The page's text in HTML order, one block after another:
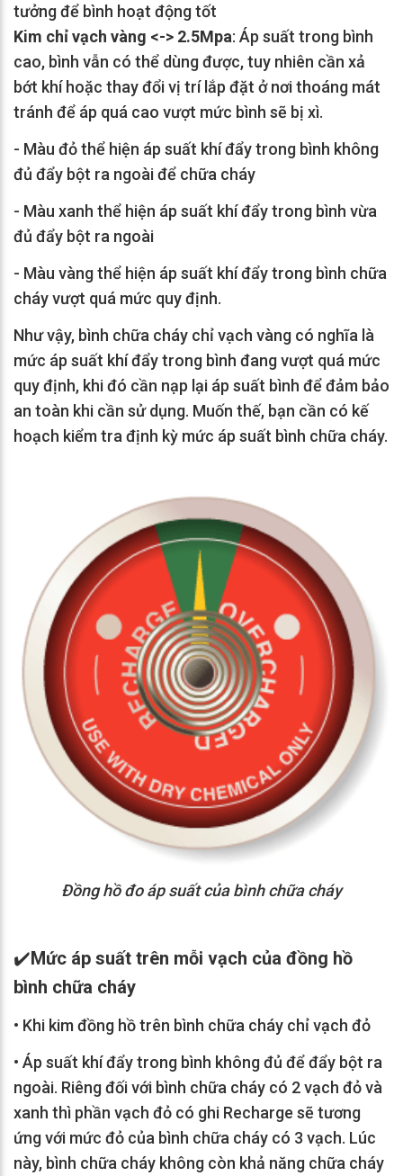
tưởng để bình hoạt động tốt
Kim chỉ vạch vàng <-> 2.5Mpa: Áp suất trong bình
cao, bình vẫn có thể dùng được, tuy nhiên cần xả
bớt khí hoặc thay đổi vị trí lắp đặt ở nơi thoáng mát
tránh để áp quá cao vượt mức bình sẽ bị xì.
- Màu đỏ thể hiện áp suất khí đẩy trong bình không
đủ đẩy bột ra ngoài để chữa cháy
- Màu xanh thể hiện áp suất khí đẩy trong bình vừa
đủ đẩy bột ra ngoài
- Màu vàng thể hiện áp suất khí đẩy trong bình chữa
cháy vượt quá mức quy định.
Như vậy, bình chữa cháy chỉ vạch vàng có nghĩa là
mức áp suất khí đẩy trong bình đang vượt quá mức
quy định, khi đó cần nạp lại áp suất bình để đảm bảo
an toàn khi cần sử dụng. Muốn thế, bạn cần có kế
hoạch kiểm tra định kỳ mức áp suất bình chữa cháy.
Đồng hồ đo áp suất của bình chữa cháy
✔️Mức áp suất trên mỗi vạch của đồng hồ
bình chữa cháy
• Khi kim đồng hồ trên bình chữa cháy chỉ vạch đỏ
• Áp suất khí đẩy trong bình không đủ để đẩy bột ra
ngoài. Riêng đối với bình chữa cháy có 2 vạch đỏ và
xanh thì phần vạch đỏ có ghi Recharge sẽ tương
ứng với mức đỏ của bình chữa cháy có 3 vạch. Lúc
này, bình chữa cháy không còn khả năng chữa cháy